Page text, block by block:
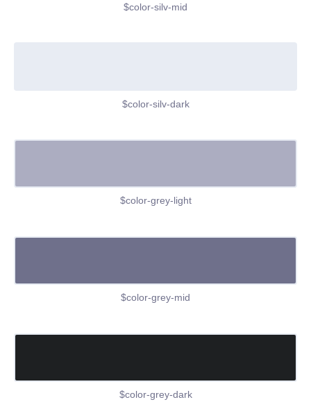
$color-silv-mid
$color-silv-dark
$color-grey-light
$color-grey-mid
$color-grey-dark